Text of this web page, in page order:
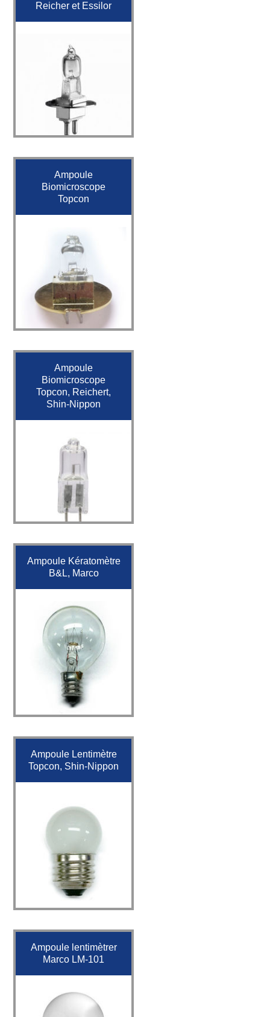
Reicher et Essilor
Ampoule
Biomicroscope
Topcon
Ampoule
Biomicroscope
Topcon, Reichert,
Shin-Nippon
Ampoule Kératomètre
B&L, Marco
Ampoule Lentimètre
Topcon, Shin-Nippon
Ampoule lentimètrer
Marco LM-101